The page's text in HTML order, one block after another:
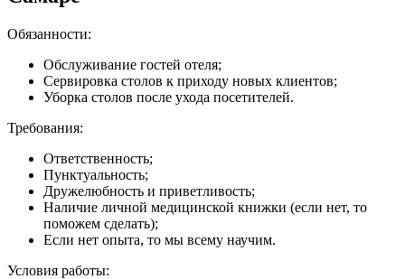
Обязанности:
Обслуживание гостей отеля;
Сервировка столов к приходу новых клиентов;
Уборка столов после ухода посетителей.
Требования:
Ответственность;
Пунктуальность;
Дружелюбность и приветливость;
Наличие личной медицинской книжки (если нет, то
поможем сделать);
Если нет опыта, то мы всему научим.
Условия работы: